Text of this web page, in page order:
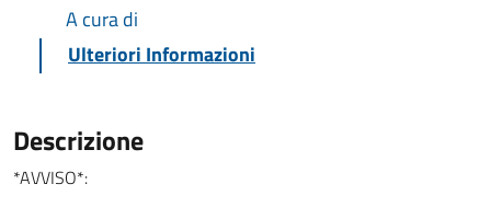
A cura di
Ulteriori Informazioni
Descrizione
*AVVISO*: